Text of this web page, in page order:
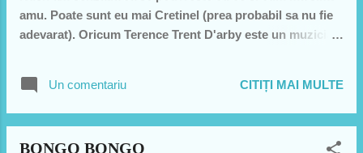
supranumit si "schiorul cu porcu intre
picioare"... Cracanatu de Stelu avea o
aerodinamica aparte ce il facea sa mearga
frumos cadea. Cu stil... Cei 2 din poza de
plecat in acelasi timp si au cazut pe rand.
Binenteles ca talentul lui Alin (cel...
amu. Poate sunt eu mai Cretinel (prea probabil sa nu fie
adevarat). Oricum Terence Trent D'arby este un muzician
si imi placeau si mie. Oricum el este foarte decorativ asa
dar are sound-ul lui aparte si nush genul lui de muzica si
Un comentariu CITIȚI MAI MULTE
BONGO BONGO